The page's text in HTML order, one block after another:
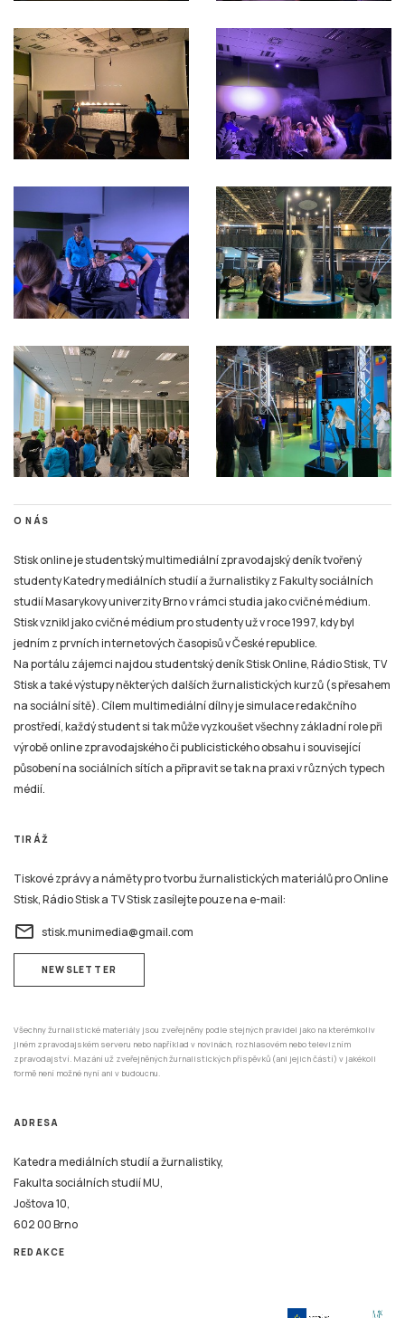
O NÁS
Stisk online je studentský multimediální zpravodajský deník tvořený
studenty Katedry mediálních studií a žurnalistiky z Fakulty sociálních
studií Masarykovy univerzity Brno v rámci studia jako cvičné médium.
Stisk vznikl jako cvičné médium pro studenty už v roce 1997, kdy byl
jedním z prvních internetových časopisů v České republice.
Na portálu zájemci najdou studentský deník Stisk Online, Rádio Stisk, TV
Stisk a také výstupy některých dalších žurnalistických kurzů (s přesahem
na sociální sítě). Cílem multimediální dílny je simulace redakčního
prostředí, každý student si tak může vyzkoušet všechny základní role při
výrobě online zpravodajského či publicistického obsahu i související
působení na sociálních sítích a připravit se tak na praxi v různých typech
médií.
TIRÁŽ
Tiskové zprávy a náměty pro tvorbu žurnalistických materiálů pro Online
Stisk, Rádio Stisk a TV Stisk zasílejte pouze na e-mail:
email stisk.munimedia@gmail.com
NEWSLETTER
Všechny žurnalistické materiály jsou zveřejněny podle stejných pravidel jako na kterémkoliv
jiném zpravodajském serveru nebo například v novinách, rozhlasovém nebo televizním
zpravodajství. Mazání už zveřejněných žurnalistických příspěvků (ani jejich částí) v jakékoli
formě není možné nyní ani v budoucnu.
ADRESA
Katedra mediálních studií a žurnalistiky,
Fakulta sociálních studií MU,
Joštova 10,
602 00 Brno
REDAKCE